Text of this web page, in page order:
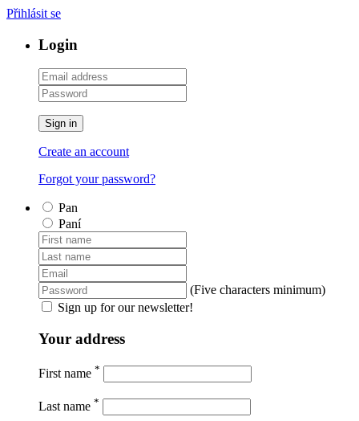
Přihlásit se
Login
Sign in
Create an account
Forgot your password?
Pan
Paní
(Five characters minimum)
Sign up for our newsletter!
Your address
First name *
Last name *